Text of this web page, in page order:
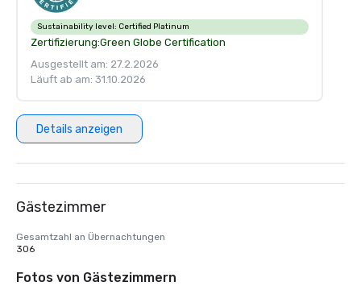
Sustainability level: Certified Platinum
Zertifizierung:Green Globe Certification
Ausgestellt am: 27.2.2026
Läuft ab am: 31.10.2026
Details anzeigen
Gästezimmer
Gesamtzahl an Übernachtungen
306
Fotos von Gästezimmern